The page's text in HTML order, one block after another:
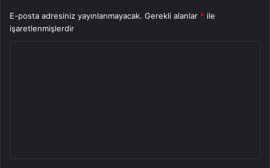
E-posta adresiniz yayınlanmayacak. Gerekli alanlar * ile
işaretlenmişlerdir